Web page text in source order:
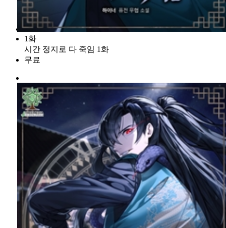
1화
시간 정지로 다 죽임 1화
무료